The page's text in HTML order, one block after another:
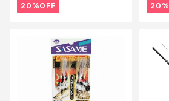
20%OFF